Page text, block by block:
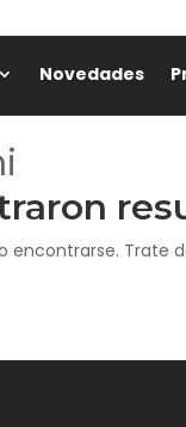
Novedades
encontrarse. Trate